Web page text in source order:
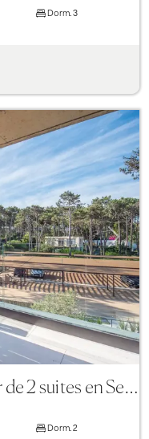
Dorm. 3
Next
Departamento en alquiler de 2 suites en Sense Manantiales
Dorm. 2